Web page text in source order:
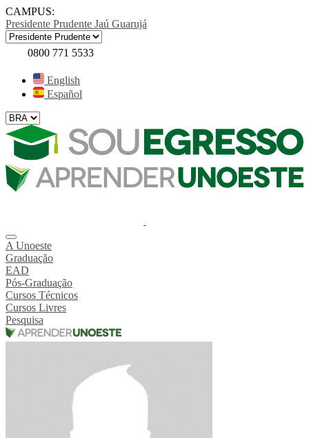
CAMPUS:
Presidente Prudente Jaú Guarujá
0800 771 5533
English
Español
A Unoeste
Graduação
EAD
Pós-Graduação
Cursos Técnicos
Cursos Livres
Pesquisa